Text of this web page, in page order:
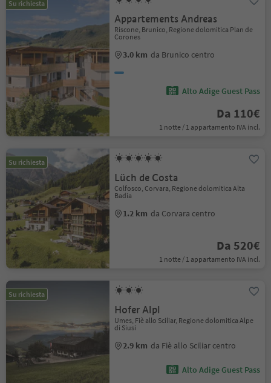
Su richiesta
Appartements Andreas
Riscone, Brunico, Regione dolomitica Plan de
Corones
3.0 km da Brunico centro
Alto Adige Guest Pass
Da 110€
1 notte / 1 appartamento IVA incl.
Su richiesta
Lüch de Costa
Colfosco, Corvara, Regione dolomitica Alta
Badia
1.2 km da Corvara centro
Da 520€
1 notte / 1 appartamento IVA incl.
Su richiesta
Hofer Alpl
Umes, Fiè allo Sciliar, Regione dolomitica Alpe
di Siusi
2.9 km da Fiè allo Sciliar centro
Alto Adige Guest Pass